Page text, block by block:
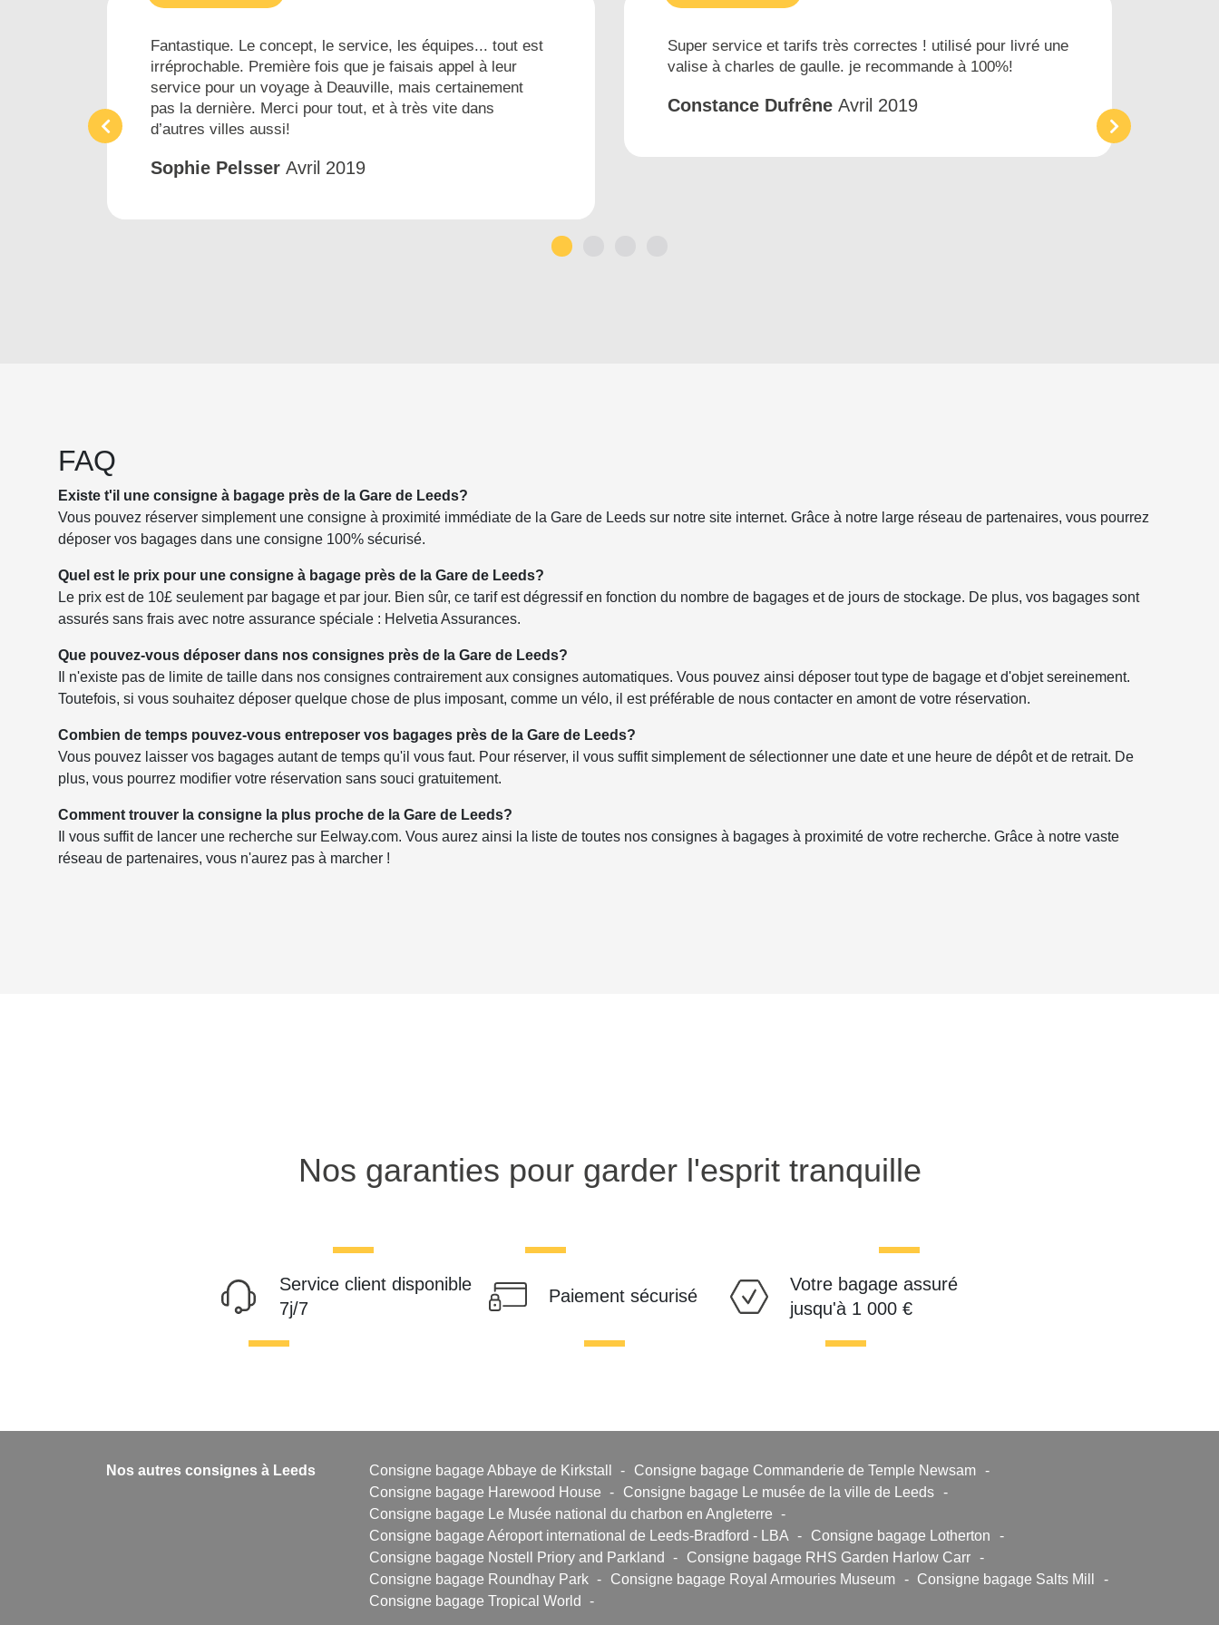
Fantastique. Le concept, le service, les équipes... tout est
irréprochable. Première fois que je faisais appel à leur
service pour un voyage à Deauville, mais certainement
pas la dernière. Merci pour tout, et à très vite dans
d’autres villes aussi!
Sophie Pelsser Avril 2019
Super service et tarifs très correctes ! utilisé pour livré une
valise à charles de gaulle. je recommande à 100%!
Constance Dufrêne Avril 2019
FAQ
Existe t'il une consigne à bagage près de la Gare de Leeds?
Vous pouvez réserver simplement une consigne à proximité immédiate de la Gare de Leeds sur notre site internet. Grâce à notre large réseau de partenaires, vous pourrez
déposer vos bagages dans une consigne 100% sécurisé.
Quel est le prix pour une consigne à bagage près de la Gare de Leeds?
Le prix est de 10£ seulement par bagage et par jour. Bien sûr, ce tarif est dégressif en fonction du nombre de bagages et de jours de stockage. De plus, vos bagages sont
assurés sans frais avec notre assurance spéciale : Helvetia Assurances.
Que pouvez-vous déposer dans nos consignes près de la Gare de Leeds?
Il n'existe pas de limite de taille dans nos consignes contrairement aux consignes automatiques. Vous pouvez ainsi déposer tout type de bagage et d'objet sereinement.
Toutefois, si vous souhaitez déposer quelque chose de plus imposant, comme un vélo, il est préférable de nous contacter en amont de votre réservation.
Combien de temps pouvez-vous entreposer vos bagages près de la Gare de Leeds?
Vous pouvez laisser vos bagages autant de temps qu'il vous faut. Pour réserver, il vous suffit simplement de sélectionner une date et une heure de dépôt et de retrait. De
plus, vous pourrez modifier votre réservation sans souci gratuitement.
Comment trouver la consigne la plus proche de la Gare de Leeds?
Il vous suffit de lancer une recherche sur Eelway.com. Vous aurez ainsi la liste de toutes nos consignes à bagages à proximité de votre recherche. Grâce à notre vaste
réseau de partenaires, vous n'aurez pas à marcher !
Nos garanties pour garder l'esprit tranquille
Service client disponible
7j/7
Paiement sécurisé
Votre bagage assuré
jusqu'à 1 000 €
Nos autres consignes à Leeds Consigne bagage Abbaye de Kirkstall - Consigne bagage Commanderie de Temple Newsam -
Consigne bagage Harewood House
- Consigne bagage Le musée de la ville de Leeds -
Consigne bagage Le Musée national du charbon en Angleterre
-
Consigne bagage Aéroport international de Leeds-Bradford - LBA
- Consigne bagage Lotherton
-
Consigne bagage Nostell Priory and Parkland
- Consigne bagage RHS Garden Harlow Carr -
Consigne bagage Roundhay Park - Consigne bagage Royal Armouries Museum - Consigne bagage Salts Mill
-
Consigne bagage Tropical World
-